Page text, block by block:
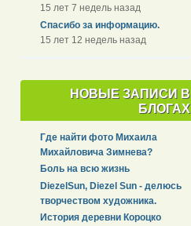
15 лет 7 недель назад
Спасибо за информацию.
15 лет 12 недель назад
НОВЫЕ ЗАПИСИ В
БЛОГАХ
Где найти фото Михаила
Михайловича Зимнева?
Боль на всю жизнь
DiezelSun, Diezel Sun - делюсь
творчеством художника.
История деревни Короцко